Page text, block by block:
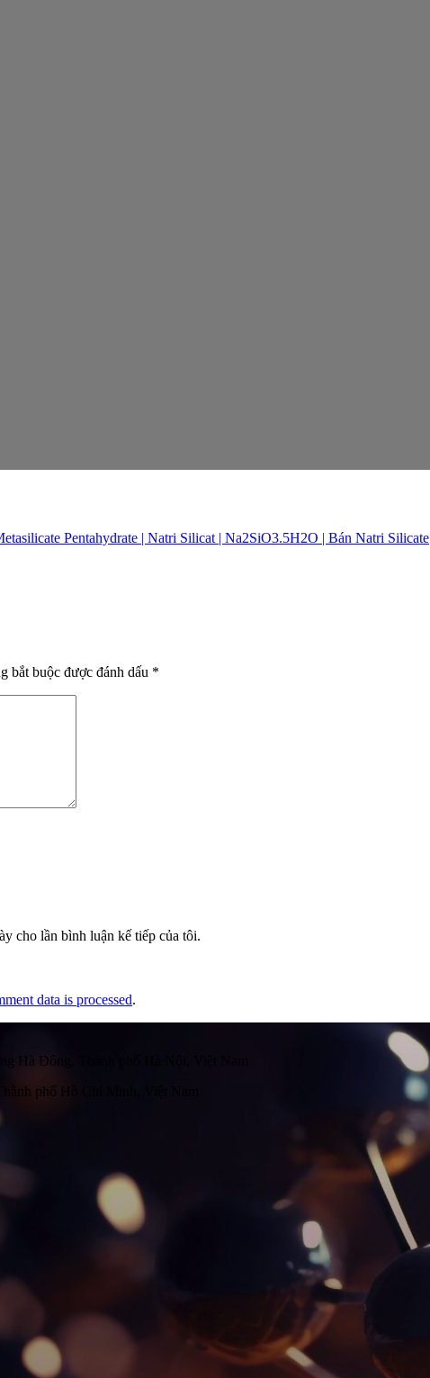
Pentahydrate | Natri Silicat | Na2SiO3.5H2O | Bán Natri Silicate
bắt buộc được đánh dấu *
cho lần bình luận kế tiếp của tôi.
data is processed.
Hà Đông, Thành phố Hà Nội, Việt Nam
phố Hồ Chí Minh, Việt Nam